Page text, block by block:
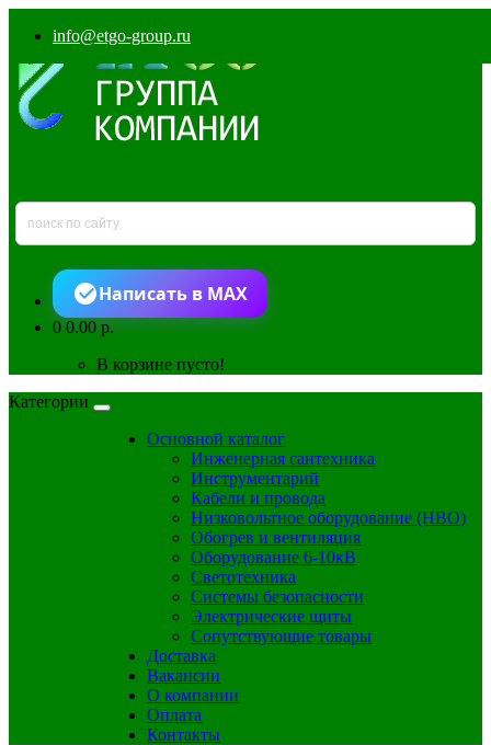
info@etgo-group.ru
Написать в MAX
00.00 р.
В корзине пусто!
Категории
Основной каталог
Инженерная сантехника
Инструментарий
Кабели и провода
Низковольтное оборудование (НВО)
Обогрев и вентиляция
Оборудование 6-10кВ
Светотехника
Системы безопасности
Электрические щиты
Сопутствующие товары
Доставка
Вакансии
О компании
Оплата
Контакты